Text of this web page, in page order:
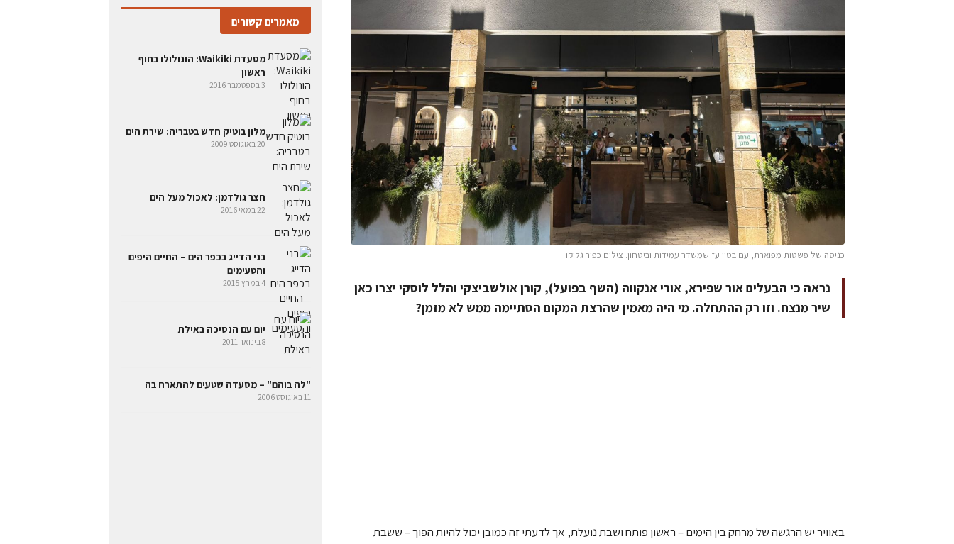
כניסה של פשטות מפוארת, עם בטון עז שמשדר עמידות וביטחון. צילום כפיר גליקו
נראה כי הבעלים אור שפירא, אורי אנקווה (השף בפועל), קורן אולשביצקי והלל לוסקי יצרו כאן
שיר מנצח. וזו רק ההתחלה. מי היה מאמין שהרצת המקום הסתיימה ממש לא מזמן?
באוויר יש הרגשה של מרחק בין הימים – ראשון פותח ושבת נועלת, אך לדעתי זה כמובן יכול להיות הפוך – ששבת
מאמרים קשורים
מסעדת Waikiki: הונולולו בחוף
ראשון
3 בספטמבר 2016
מלון בוטיק חדש בטבריה: שירת הים
20 באוגוסט 2009
חצר גולדמן: לאכול מעל הים
22 במאי 2016
בני הדייג בכפר הים – החיים היפים
והטעימים
4 במרץ 2015
יום עם הנסיכה באילת
8 בינואר 2011
"לה בוהם" – מסעדה שטעים להתארח בה
11 באוגוסט 2006